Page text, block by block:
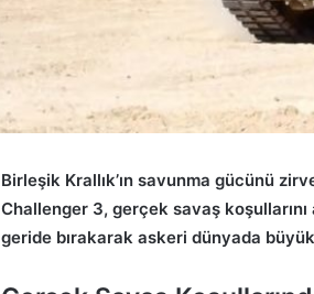
Birleşik Krallık’ın savunma gücünü
Challenger 3, gerçek savaş
geride bırakarak askeri dünyada